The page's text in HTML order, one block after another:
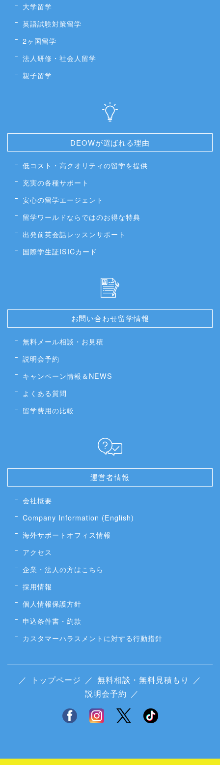
大学留学
英語試験対策留学
2ヶ国留学
法人研修・社会人留学
親子留学
DEOWが選ばれる理由
低コスト・高クオリティの留学を提供
充実の各種サポート
安心の留学エージェント
留学ワールドならではのお得な特典
出発前英会話レッスンサポート
国際学生証ISICカード
お問い合わせ留学情報
無料メール相談・お見積
説明会予約
キャンペーン情報＆NEWS
よくある質問
留学費用の比較
運営者情報
会社概要
Company Information (English)
海外サポートオフィス情報
アクセス
企業・法人の方はこちら
採用情報
個人情報保護方針
申込条件書・約款
カスタマーハラスメントに対する行動指針
／ トップページ ／ 無料相談・無料見積もり
／
説明会予約 ／